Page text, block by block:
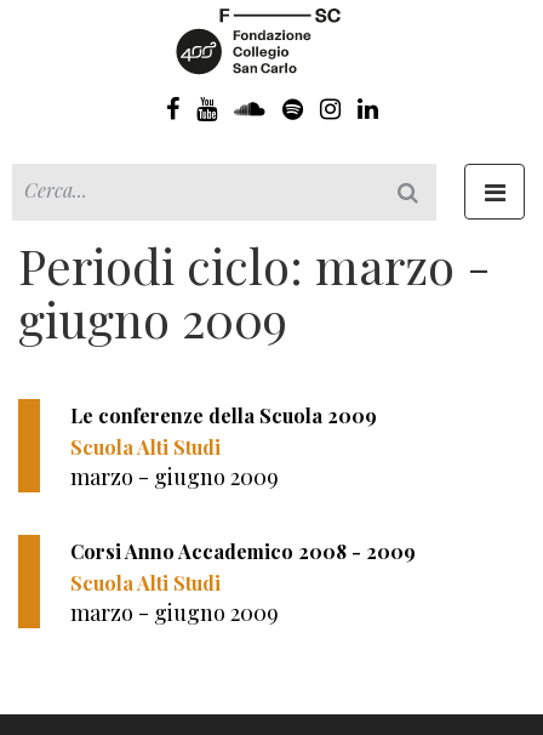
Periodi ciclo: marzo -
giugno 2009
Le conferenze della Scuola 2009
Scuola Alti Studi
marzo - giugno 2009
Corsi Anno Accademico 2008 - 2009
Scuola Alti Studi
marzo - giugno 2009